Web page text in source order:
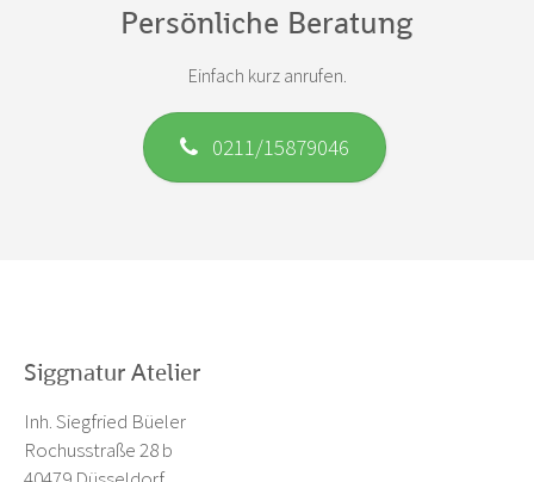
Persönliche Beratung
Einfach kurz anrufen.
0211/15879046
Siggnatur Atelier
Inh. Siegfried Büeler
Rochusstraße 28 b